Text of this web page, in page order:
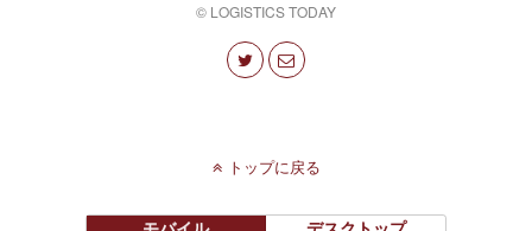
© LOGISTICS TODAY
トップに戻る